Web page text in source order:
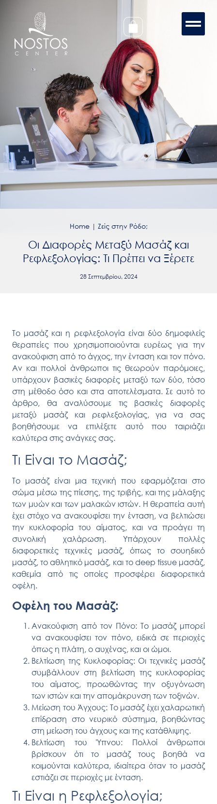
Home| Ζείς στην Ρόδο;
Οι Διαφορές Μεταξύ Μασάζ και
Ρεφλεξολογίας: Τι Πρέπει να Ξέρετε
28 Σεπτεμβρίου, 2024
Το μασάζ και η ρεφλεξολογία είναι δύο δημοφιλείς
θεραπείες που χρησιμοποιούνται ευρέως για την
ανακούφιση από το άγχος, την ένταση και τον πόνο.
Αν και πολλοί άνθρωποι τις θεωρούν παρόμοιες,
υπάρχουν βασικές διαφορές μεταξύ των δύο, τόσο
στη μέθοδο όσο και στα αποτελέσματα. Σε αυτό το
άρθρο, θα αναλύσουμε τις βασικές διαφορές
μεταξύ μασάζ και ρεφλεξολογίας, για να σας
βοηθήσουμε να επιλέξετε αυτό που ταιριάζει
καλύτερα στις ανάγκες σας.
Τι Είναι το Μασάζ;
Το μασάζ είναι μια τεχνική που εφαρμόζεται στο
σώμα μέσω της πίεσης, της τριβής, και της μάλαξης
των μυών και των μαλακών ιστών. Η θεραπεία αυτή
έχει στόχο να ανακουφίσει την ένταση, να βελτιώσει
την κυκλοφορία του αίματος, και να προάγει τη
συνολική χαλάρωση. Υπάρχουν πολλές
διαφορετικές τεχνικές μασάζ, όπως το σουηδικό
μασάζ, το αθλητικό μασάζ, και το deep tissue μασάζ,
καθεμία από τις οποίες προσφέρει διαφορετικά
οφέλη.
Οφέλη του Μασάζ:
Ανακούφιση από τον Πόνο: Το μασάζ μπορεί
να ανακουφίσει τον πόνο, ειδικά σε περιοχές
όπως η πλάτη, ο αυχένας, και οι ώμοι.
Βελτίωση της Κυκλοφορίας:Οι τεχνικές μασάζ
συμβάλλουν στη βελτίωση της κυκλοφορίας
του αίματος, προωθώντας την οξυγόνωση
των ιστών και την απομάκρυνση των τοξινών.
Μείωση του Άγχους: Το μασάζ έχει χαλαρωτική
επίδραση στο νευρικό σύστημα, βοηθώντας
στη μείωση του άγχους και της κατάθλιψης.
Βελτίωση του Ύπνου: Πολλοί άνθρωποι
βρίσκουν ότι το μασάζ τους βοηθά να
κοιμούνται καλύτερα, ιδιαίτερα όταν το μασάζ
εστιάζει σε περιοχές με ένταση.
Τι Είναι η Ρεφλεξολογία;